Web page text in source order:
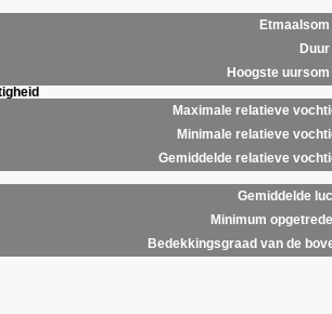
Etmaalsom
Duur
Hoogste uursom
Maximale relatieve
Minimale relatieve
Gemiddelde relatieve
Gemiddelde
Minimum
Bedekkingsgraad van de